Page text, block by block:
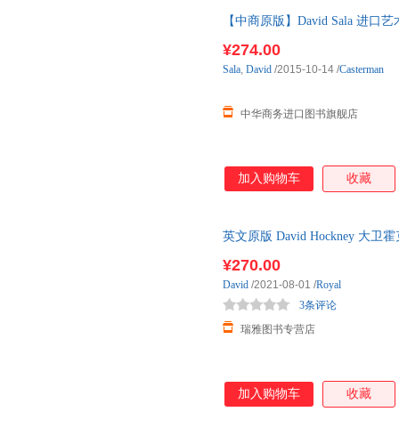
【中商原版】David Sala 进口
¥274.00
中华商务进口图书旗舰店
Sala, David /2015-10-14 /Casterman
加入购物车 收藏
英文原版 David Hockney 大卫
¥270.00
瑞雅图书专营店
3条评论
David /2021-08-01 /Royal
加入购物车 收藏